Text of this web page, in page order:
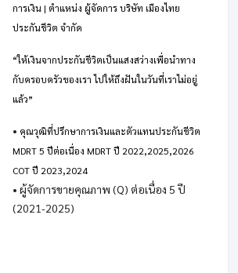
การเงิน | ตำแหน่ง ผู้จัดการ บริษัท เมืองไทย
ประกันชีวิต จำกัด
“ให้เงินจากประกันชีวิตเป็นแสงสว่างเพื่อนำทาง
กับครอบครัวของเรา ไปให้ถึงฝันในวันที่เราไม่อยู่
แล้ว”
• คุณวุฒิที่ปรึกษาการเงินและตัวแทนประกันชีวิต
MDRT 5 ปีต่อเนื่อง MDRT ปี 2022,2025,2026
COT ปี 2023,2024
• ผู้จัดการขายคุณภาพ (Q) ต่อเนื่อง 5 ปี
(2021-2025)